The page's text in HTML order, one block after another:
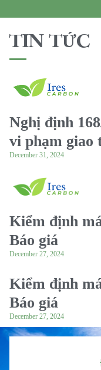
TIN TỨC
Nghị định
vi phạm giao
December 31, 2024
Kiểm định
Báo giá
December 27, 2024
Kiểm định
Báo giá
December 27, 2024